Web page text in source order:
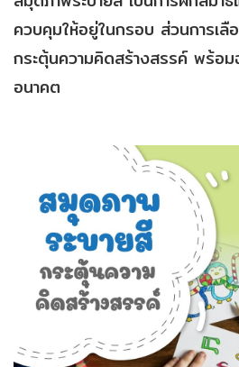
ควบคุมให้อยู่ในกรอบ ส่วนการเ
กระตุ้นความคิดสร้างสรรค์ พร้อม
อนาคต